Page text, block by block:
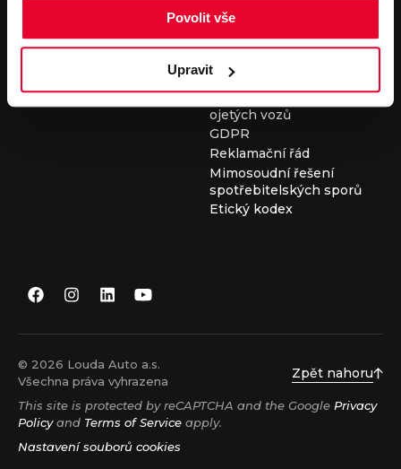
Povolit vše
Upravit
vozidel
Všeobecné obchodní
podmínky pro provádění
servisních prací
Všeobecné obchodní
podmínky při nákupu
ojetých vozů
GDPR
Reklamační řád
Mimosoudní řešení
spotřebitelských sporů
Etický kodex
© 2026 Louda Auto a.s.
Všechna práva vyhrazena
Zpět nahoru
This site is protected by reCAPTCHA and the Google Privacy
Policyand Terms of Service apply.
Nastavení souborů cookies